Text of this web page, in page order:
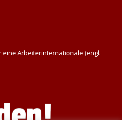
eine Arbeiterinternationale (engl.